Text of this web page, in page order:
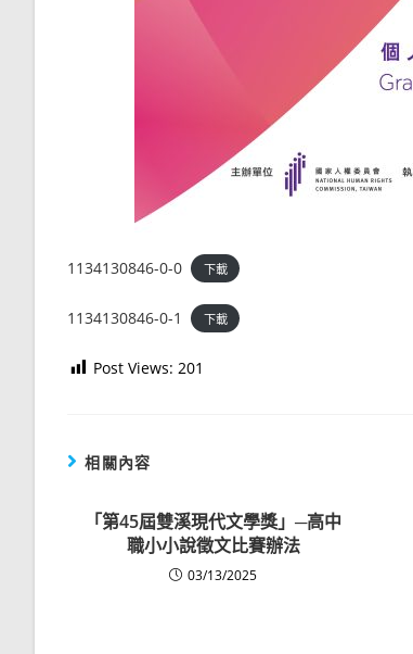
1134130846-0-0 下載
1134130846-0-1 下載
Post Views: 201
相關內容
「第45屆雙溪現代文學獎」─高中
職小小說徵文比賽辦法
03/13/2025